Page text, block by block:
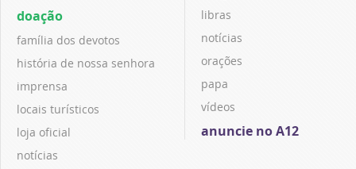
doação
família dos devotos
história de nossa senhora
imprensa
locais turísticos
loja oficial
notícias
libras
notícias
orações
papa
vídeos
anuncie no A12